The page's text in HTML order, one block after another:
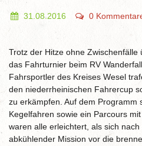
31.08.2016 0
Trotz der Hitze ohne Zwischenfälle
das Fahrturnier beim RV
Fahrsportler des Kreises Wesel
den niederrheinischen Fahrercup
zu erkämpfen. Auf dem Programm
Kegelfahren sowie ein Parcours
waren alle erleichtert, als sich
abkühlender Mission vor die